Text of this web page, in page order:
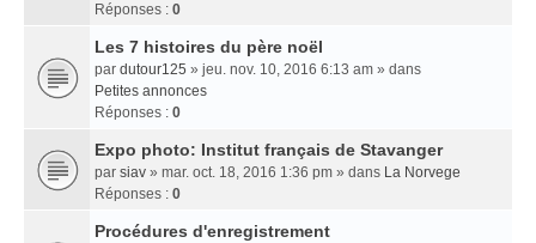
Réponses : 0
Les 7 histoires du père noël
par dutour125 » jeu. nov. 10, 2016 6:13 am » dans
Petites annonces
Réponses : 0
Expo photo: Institut français de Stavanger
par siav » mar. oct. 18, 2016 1:36 pm » dans La Norvege
Réponses : 0
Procédures d'enregistrement